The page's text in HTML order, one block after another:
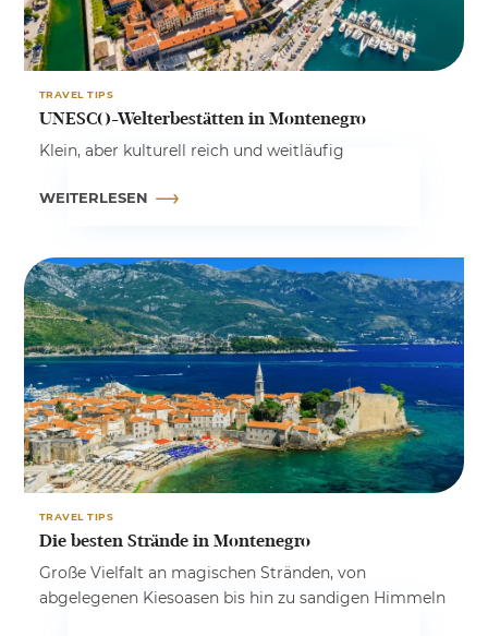
TRAVEL TIPS
UNESCO-Welterbestätten in Montenegro
Klein, aber kulturell reich und weitläufig
WEITERLESEN
TRAVEL TIPS
Die besten Strände in Montenegro
Große Vielfalt an magischen Stränden, von
abgelegenen Kiesoasen bis hin zu sandigen Himmeln